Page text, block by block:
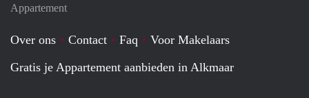
Appartement
Over ons Contact Faq
Voor Makelaars
Gratis je Appartement aanbieden in Alkmaar